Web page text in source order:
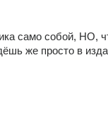
само собой, НО,
же просто в